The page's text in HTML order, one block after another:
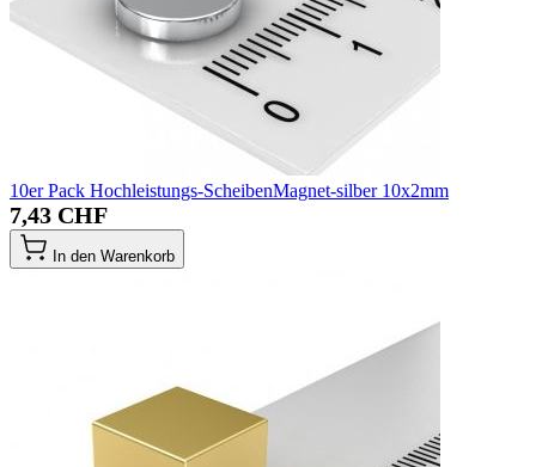
10er Pack Hochleistungs-ScheibenMagnet-silber 10x2mm
7,43 CHF
In den Warenkorb